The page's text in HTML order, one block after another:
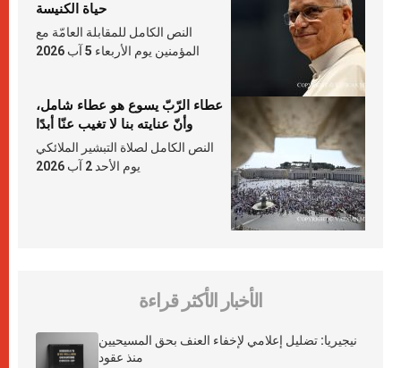
حياة الكنيسة
النص الكامل للمقابلة العامّة مع
المؤمنين يوم الأربعاء 5 آب 2026
عطاء الرّبّ يسوع هو عطاء شامل،
وأنّ عنايته بنا لا تغيب عنّا أبدًا
النص الكامل لصلاة التبشير الملائكي
يوم الأحد 2 آب 2026
الأخبار الأكثر قراءة
نيجيريا: تضليل إعلامي لإخفاء العنف بحق المسيحيين
منذ عقود